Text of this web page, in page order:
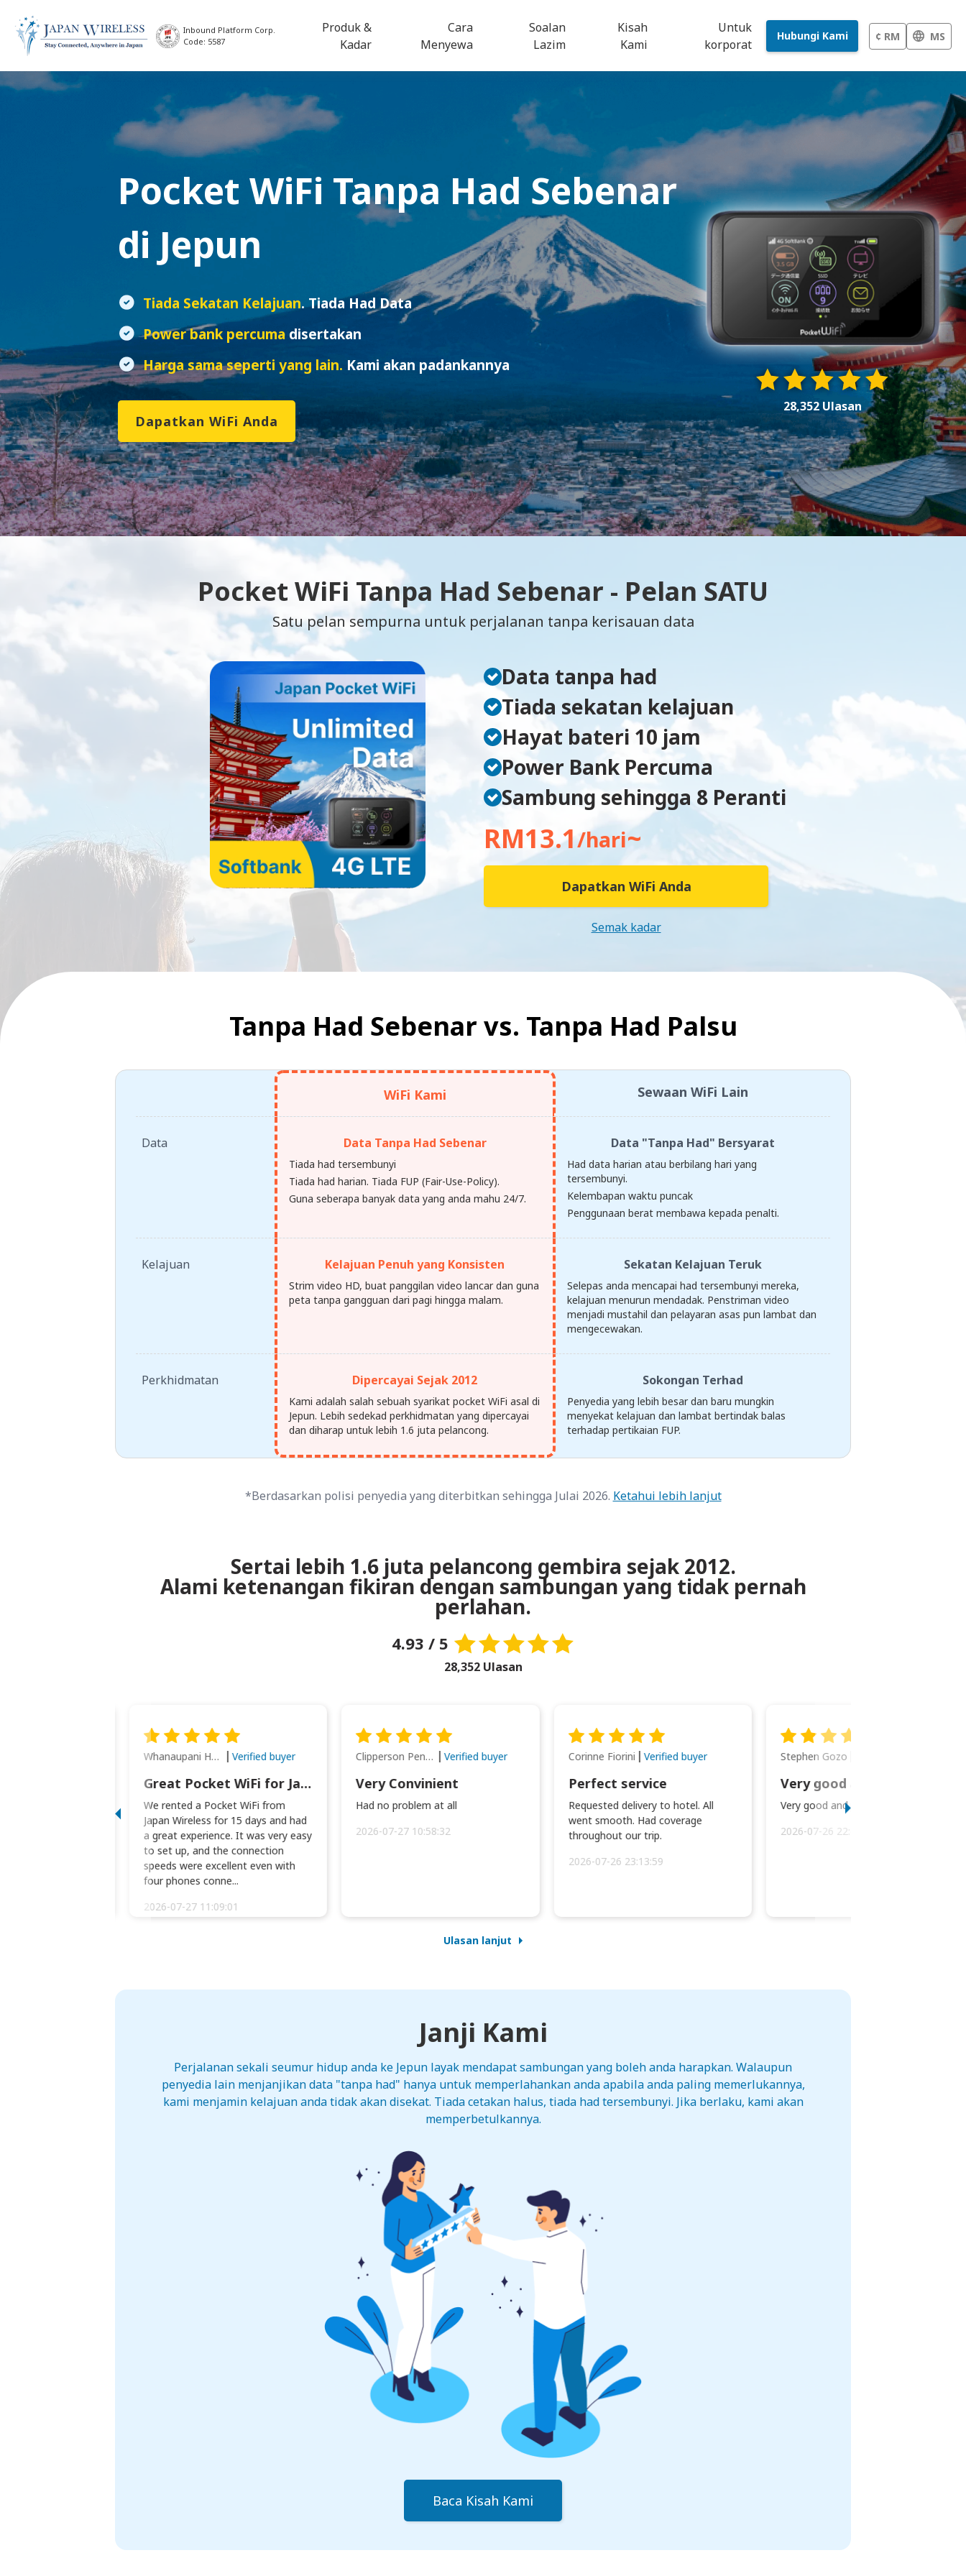
Inbound Platform Corp.
Code: 5587
Produk &
Kadar
Cara
Menyewa
Soalan
Lazim
Kisah
Kami
Untuk
korporat
Hubungi Kami ¢ RM MS
28,352 Ulasan
Pocket WiFi Tanpa Had Sebenar
di Jepun
Tiada Sekatan Kelajuan. Tiada Had Data
Power bank percumadisertakan
Harga sama seperti yang lain. Kami akan padankannya
Dapatkan WiFi Anda
Pocket WiFi Tanpa Had Sebenar - Pelan SATU
Satu pelan sempurna untuk perjalanan tanpa kerisauan data
Data tanpa had
Tiada sekatan kelajuan
Hayat bateri 10 jam
Power Bank Percuma
Sambung sehingga 8 Peranti
RM13.1/hari~
Dapatkan WiFi Anda
Semak kadar
Tanpa Had Sebenar vs. Tanpa Had Palsu
WiFi Kami Sewaan WiFi Lain
Data Data Tanpa Had Sebenar
Tiada had tersembunyi
Tiada had harian. Tiada FUP (Fair-Use-Policy).
Guna seberapa banyak data yang anda mahu 24/7.
Data "Tanpa Had" Bersyarat
Had data harian atau berbilang hari yang
tersembunyi.
Kelembapan waktu puncak
Penggunaan berat membawa kepada penalti.
Kelajuan Kelajuan Penuh yang Konsisten
Strim video HD, buat panggilan video lancar dan guna
peta tanpa gangguan dari pagi hingga malam.
Sekatan Kelajuan Teruk
Selepas anda mencapai had tersembunyi mereka,
kelajuan menurun mendadak. Penstriman video
menjadi mustahil dan pelayaran asas pun lambat dan
mengecewakan.
Perkhidmatan Dipercayai Sejak 2012
Kami adalah salah sebuah syarikat pocket WiFi asal di
Jepun. Lebih sedekad perkhidmatan yang dipercayai
dan diharap untuk lebih 1.6 juta pelancong.
Sokongan Terhad
Penyedia yang lebih besar dan baru mungkin
menyekat kelajuan dan lambat bertindak balas
terhadap pertikaian FUP.
*Berdasarkan polisi penyedia yang diterbitkan sehingga Julai 2026. Ketahui lebih lanjut
Sertai lebih 1.6 juta pelancong gembira sejak 2012.
Alami ketenangan fikiran dengan sambungan yang tidak pernah
perlahan.
4.93 / 5
28,352 Ulasan
Whanaupani Henry Joseph Macown Verified buyer
Great Pocket WiFi for Japan Travel
We rented a Pocket WiFi from
Japan Wireless for 15 days and had
a great experience. It was very easy
to set up, and the connection
speeds were excellent even with
four phones conne...
2026-07-27 11:09:01
Clipperson Penilla Verified buyer
Very Convinient
Had no problem at all
2026-07-27 10:58:32
Corinne Fiorini Verified buyer
Perfect service
Requested delivery to hotel. All
went smooth. Had coverage
throughout our trip.
2026-07-26 23:13:59
Stephen Gozo
Very good and prompt service.
2026-07-26 22:43:45
Ulasan lanjut
Janji Kami
Perjalanan sekali seumur hidup anda ke Jepun layak mendapat sambungan yang boleh anda harapkan. Walaupun
penyedia lain menjanjikan data "tanpa had" hanya untuk memperlahankan anda apabila anda paling memerlukannya,
kami menjamin kelajuan anda tidak akan disekat. Tiada cetakan halus, tiada had tersembunyi. Jika berlaku, kami akan
memperbetulkannya.
Baca Kisah Kami